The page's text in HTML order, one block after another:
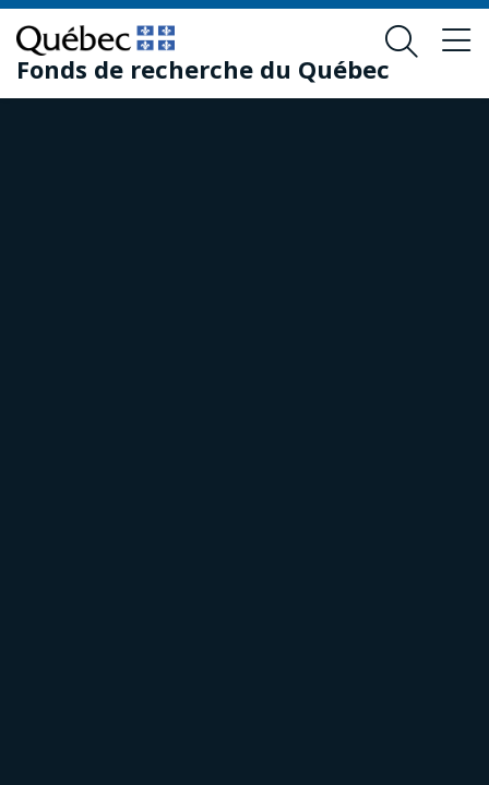
Passer
au
contenu
principal
Passer
au
pied
de
Fonds de recherche du Québec